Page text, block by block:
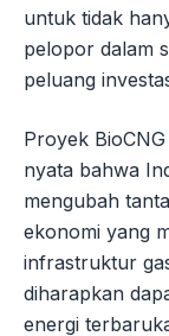
untuk tidak
pelopor dalam
peluang
Proyek
nyata bahwa
mengubah
ekonomi yang
infrastruktur
diharapkan
energi